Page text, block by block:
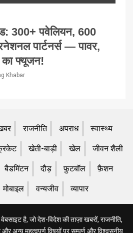
300+ पवेलियन, 600
पार्टनर्स — पावर,
का फ्यूजन!
Khabar
राजनीति अपराध स्वास्थ्य
खेती-बाड़ी खेल जीवन शैली
बैडमिंटन दौड़ फ़ुटबॉल फ़ैशन
मोबाइल वन्यजीव व्यापार
है, जो देश-विदेश की ताज़ा खबरों, राजनीति,
अन्य महत्वपूर्ण विषयों पर सम्पूर्ण और विश्वसनीय